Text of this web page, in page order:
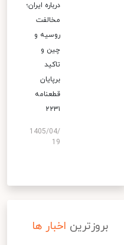
درباره ایران؛
مخالفت
روسیه و
چین و
تاکید
برپایان
قطعنامه
۲۲۳۱
1405/04/
19
بروزترین اخبار ها